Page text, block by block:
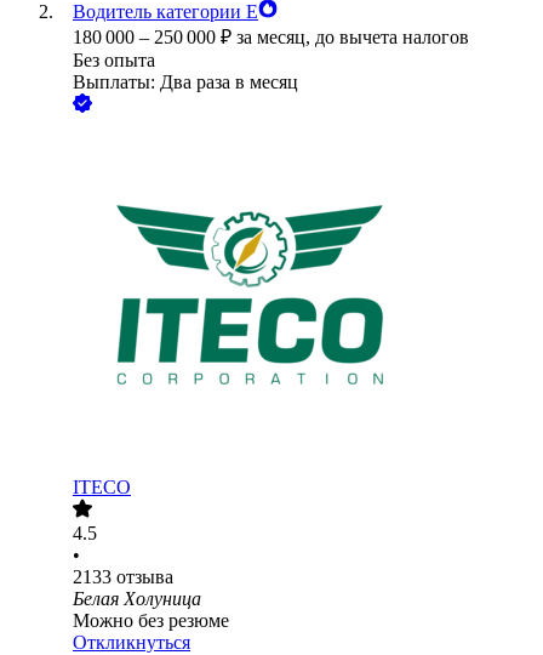
Водитель категории Е
180 000 – 250 000 ₽ за месяц, до вычета налогов
Без опыта
Выплаты: Два раза в месяц
ITECO
4.5
•
2133 отзыва
Белая Холуница
Можно без резюме
Откликнуться